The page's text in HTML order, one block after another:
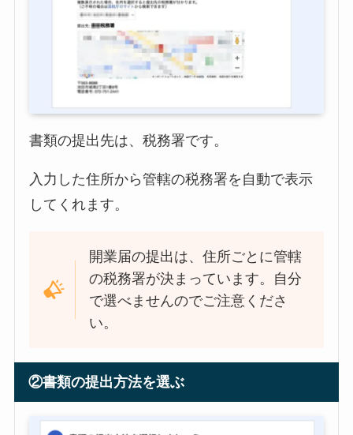
書類の提出先は、税務署です。
入力した住所から管轄の税務署を自動で表示
してくれます。
開業届の提出は、住所ごとに管轄
の税務署が決まっています。自分
で選べませんのでご注意くださ
い。
②書類の提出方法を選ぶ